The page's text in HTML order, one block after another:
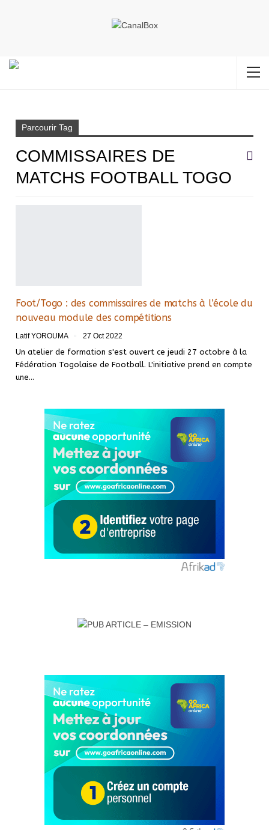
Parcourir Tag
COMMISSAIRES DE
MATCHS FOOTBALL TOGO
Foot/Togo : des commissaires de matchs à l’école du
nouveau module des compétitions
Latif YOROUMA 27 Oct 2022
Un atelier de formation s'est ouvert ce jeudi 27 octobre à la
Fédération Togolaise de Football. L'initiative prend en compte
une…